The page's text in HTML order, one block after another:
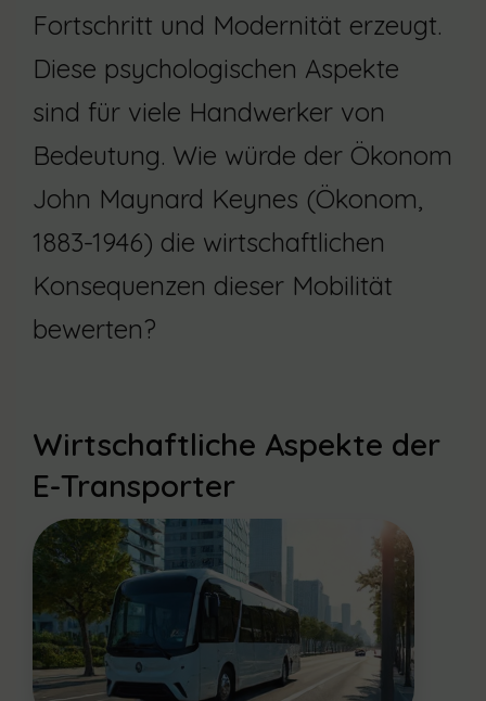
Fortschritt und Modernität erzeugt.
Diese psychologischen Aspekte
sind für viele Handwerker von
Bedeutung. Wie würde der Ökonom
John Maynard Keynes (Ökonom,
1883-1946) die wirtschaftlichen
Konsequenzen dieser Mobilität
bewerten?
Wirtschaftliche Aspekte der
E-Transporter